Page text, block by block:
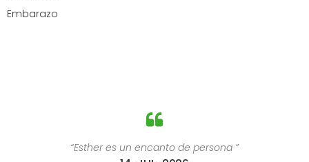
Embarazo
“Estoy súper contenta con el trato